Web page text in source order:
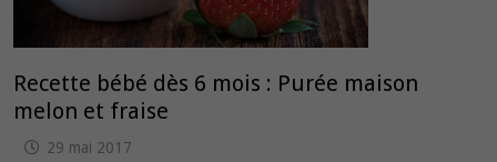
Recette bébé dès 6 mois : Purée maison
melon et fraise
29 mai 2017